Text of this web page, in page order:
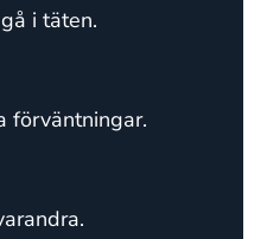
gå i täten.
förväntningar.